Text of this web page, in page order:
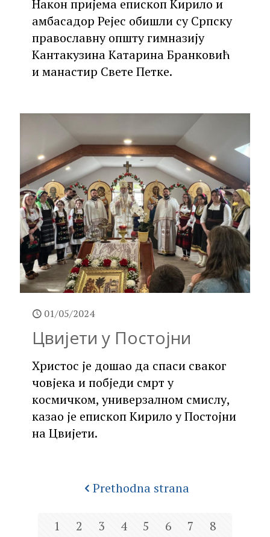
Након пријема епископ Кирило и
амбасадор Рејес обишли су Српску
православну општу гимназију
Кантакузина Катарина Бранковић
и манастир Свете Петке.
01/05/2024
Цвијети у Постојни
Христос је дошао да спаси сваког
човјека и побједи смрт у
космичком, универзалном смислу,
казао је епископ Кирило у Постојни
на Цвијети.
Prethodna strana
1 2 3 4 5 6 7
8